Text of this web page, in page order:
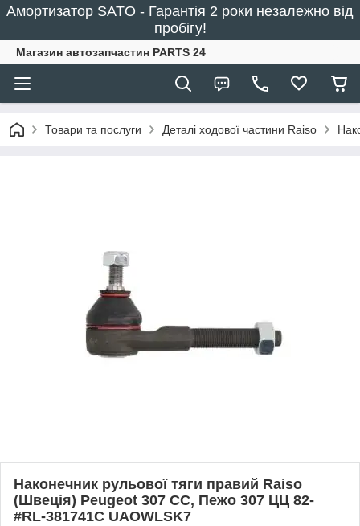
Амортизатор SATO - Гарантія 2 роки незалежно від
пробігу!
Магазин автозапчастин PARTS 24
Товари та послуги Деталі ходової частини Raiso
Наконечник рульової тяги правий Raiso
(Швеція) Peugeot 307 CC, Пежо 307 ЦЦ 82-
#RL-381741C UAOWLSK7